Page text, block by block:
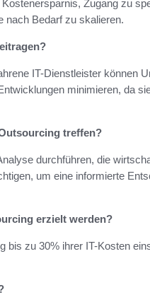
Zugang zu
nach Bedarf zu skalieren.
IT-Dienstleister können
minimieren, da
treffen?
durchführen, die
um eine informierte
erzielt werden?
bis zu 30% ihrer IT-Kosten